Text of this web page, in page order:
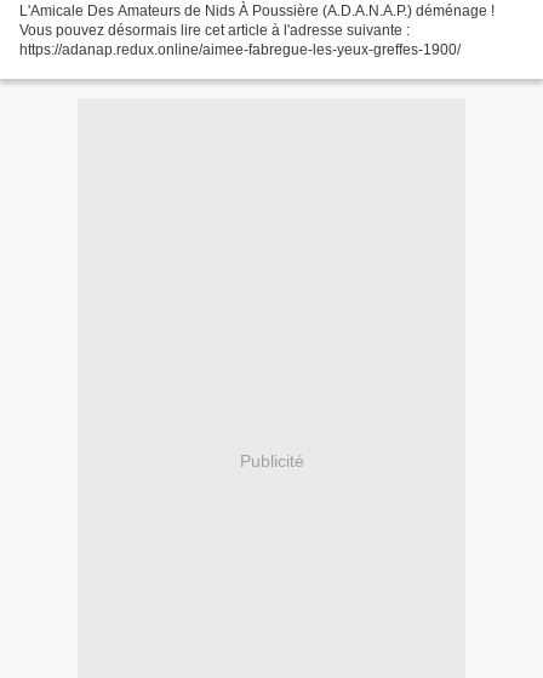
L'Amicale Des Amateurs de Nids À Poussière (A.D.A.N.A.P.) déménage !
Vous pouvez désormais lire cet article à l'adresse suivante :
https://adanap.redux.online/aimee-fabregue-les-yeux-greffes-1900/
Publicité